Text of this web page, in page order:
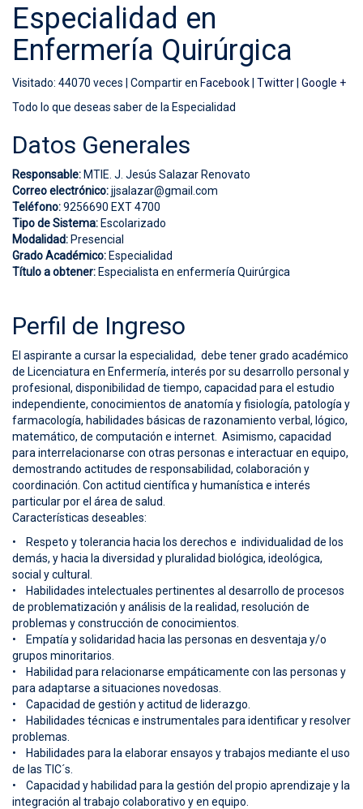
Especialidad en
Enfermería Quirúrgica
Visitado: 44070 veces | Compartir en Facebook Twitter Google +
Todo lo que deseas saber de la Especialidad
Datos Generales
Responsable: MTIE. J. Jesús Salazar Renovato
Correo electrónico:jjsalazar@gmail.com
Teléfono:9256690 EXT 4700
Tipo de Sistema: Escolarizado
Modalidad: Presencial
Grado Académico: Especialidad
Título a obtener: Especialista en enfermería Quirúrgica
Perfil de Ingreso
El aspirante a cursar la especialidad, debe tener grado académico
de Licenciatura en Enfermería, interés por su desarrollo personal y
profesional, disponibilidad de tiempo, capacidad para el estudio
independiente, conocimientos de anatomía y fisiología, patología y
farmacología, habilidades básicas de razonamiento verbal, lógico,
matemático, de computación e internet. Asimismo, capacidad
para interrelacionarse con otras personas e interactuar en equipo,
demostrando actitudes de responsabilidad, colaboración y
coordinación. Con actitud científica y humanística e interés
particular por el área de salud.
Características deseables:
• Respeto y tolerancia hacia los derechos e individualidad de los
demás, y hacia la diversidad y pluralidad biológica, ideológica,
social y cultural.
• Habilidades intelectuales pertinentes al desarrollo de procesos
de problematización y análisis de la realidad, resolución de
problemas y construcción de conocimientos.
• Empatía y solidaridad hacia las personas en desventaja y/o
grupos minoritarios.
• Habilidad para relacionarse empáticamente con las personas y
para adaptarse a situaciones novedosas.
• Capacidad de gestión y actitud de liderazgo.
• Habilidades técnicas e instrumentales para identificar y resolver
problemas.
• Habilidades para la elaborar ensayos y trabajos mediante el uso
de las TIC´s.
• Capacidad y habilidad para la gestión del propio aprendizaje y la
integración al trabajo colaborativo y en equipo.